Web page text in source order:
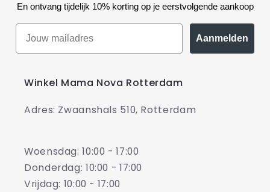
En ontvang tijdelijk 10% korting op je eerstvolgende aankoop
Aanmelden
Winkel Mama Nova Rotterdam
Adres: Zwaanshals 510, Rotterdam
Woensdag: 10:00 - 17:00
Donderdag: 10:00 - 17:00
Vrijdag: 10:00 - 17:00